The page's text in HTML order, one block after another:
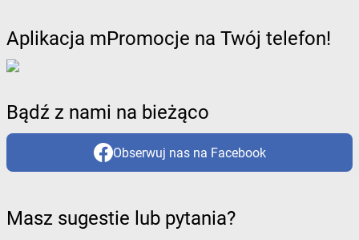
Aplikacja mPromocje na Twój telefon!
Bądź z nami na bieżąco
Obserwuj nas na Facebook
Masz sugestie lub pytania?